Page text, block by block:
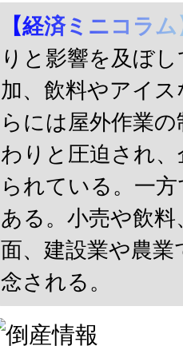
【経済ミニコラ
りと影響を及ぼ
加、飲料やアイ
らには屋外作業
わりと圧迫され
られている。一
ある。小売や飲
面、建設業や農
念される。